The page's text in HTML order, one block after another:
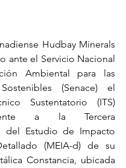
Hudbay Minerals
ante el Servicio Nacional
Ambiental para las
(Senace) el
Sustentatorio (ITS)
a la Tercera
del Estudio de Impacto
(MEIA-d) de su
Constancia, ubicada